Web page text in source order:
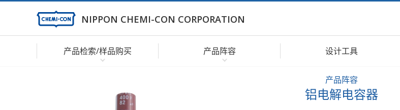
NIPPON CHEMI-CON CORPORATION
产品检索/样品购买 产品阵容 设计工具
产品阵容
铝电解电容器